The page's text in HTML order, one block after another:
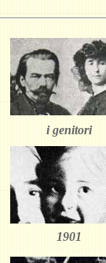
i genitori
1901